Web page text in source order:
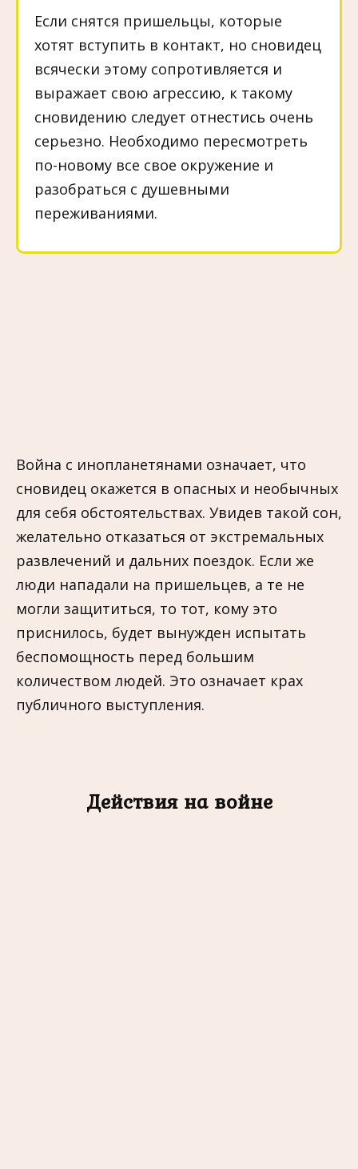
Если снятся пришельцы, которые
хотят вступить в контакт, но сновидец
всячески этому сопротивляется и
выражает свою агрессию, к такому
сновидению следует отнестись очень
серьeзно. Необходимо пересмотреть
по-новому все своe окружение и
разобраться с душевными
переживаниями.
Война с инопланетянами означает, что
сновидец окажется в опасных и необычных
для себя обстоятельствах. Увидев такой сон,
желательно отказаться от экстремальных
развлечений и дальних поездок. Если же
люди нападали на пришельцев, а те не
могли защититься, то тот, кому это
приснилось, будет вынужден испытать
беспомощность перед большим
количеством людей. Это означает крах
публичного выступления.
Действия на войне